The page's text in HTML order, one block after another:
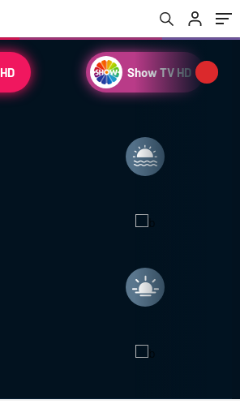
Show TV HD